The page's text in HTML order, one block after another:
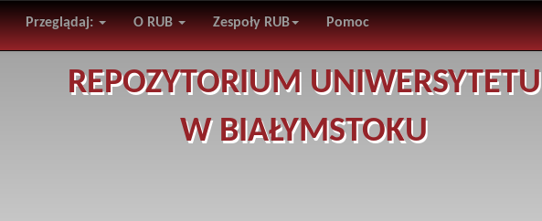
Przeglądaj: O RUB Zespoły RUB Pomoc
REPOZYTORIUM UNIWERSYTETU
W BIAŁYMSTOKU